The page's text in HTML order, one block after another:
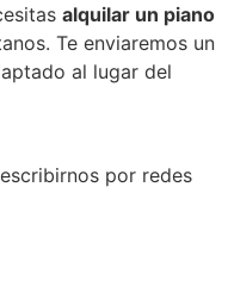
alquilar un piano
Te enviaremos un
al lugar del
por redes